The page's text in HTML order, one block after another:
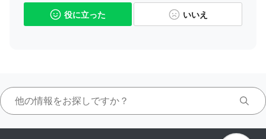
役に立った いいえ